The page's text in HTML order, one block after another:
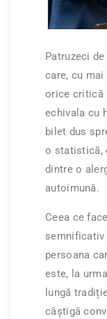
Patruzeci
care, cu mai
orice critică
echivala cu
bilet dus
o statistică,
dintre o
autoimună.
Ceea ce
persoana
este, la
lungă
câștigă